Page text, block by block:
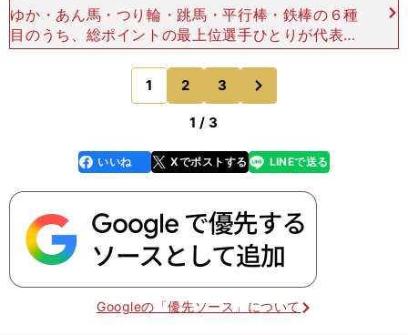
ゆか・あん馬・つり輪・跳馬・平行棒・鉄棒の６種
目のうち、総ポイントの最上位選手ひとりが代表に
なるが、種目別で金メダルを獲れる可能性が高い選
手ひとりを選ぼうという思惑だろう。 ４月16日
の全日本予選か
1 2 3
1 / 3
faceboo
k
いいね Xでポストする
line LINEで送る
Googleの「優先ソース」について